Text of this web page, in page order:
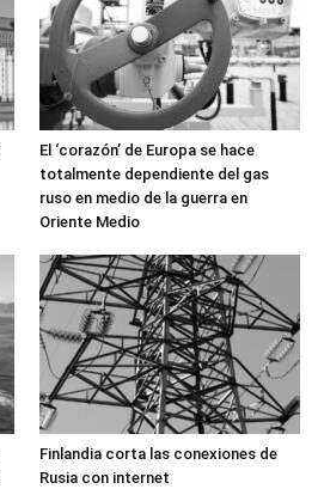
El ‘corazón’ de Europa se hace
totalmente dependiente del gas
ruso en medio de la guerra en
Oriente Medio
Finlandia corta las conexiones de
Rusia con internet